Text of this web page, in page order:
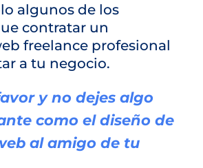
algunos de los
contratar un
freelance profesional
a tu negocio.
y no dejes algo
como el diseño de
al amigo de tu